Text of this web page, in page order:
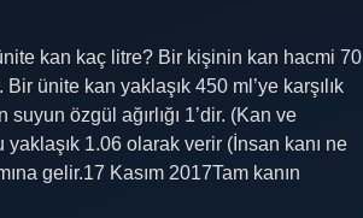
kan kaç litre? Bir kişinin kan hacmi 70
ünite kan yaklaşık 450 ml’ye karşılık
özgül ağırlığı 1’dir. (Kan ve
yaklaşık 1.06 olarak verir (İnsan kanı ne
gelir.17 Kasım 2017Tam kanın